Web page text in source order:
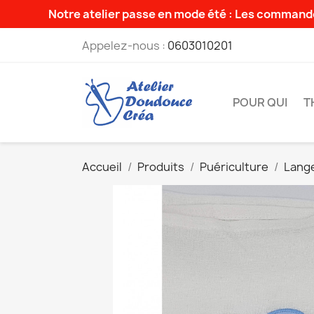
Notre atelier passe en mode été : Les
Appelez-nous : 0603010201
POUR QUI
Accueil Produits Puériculture